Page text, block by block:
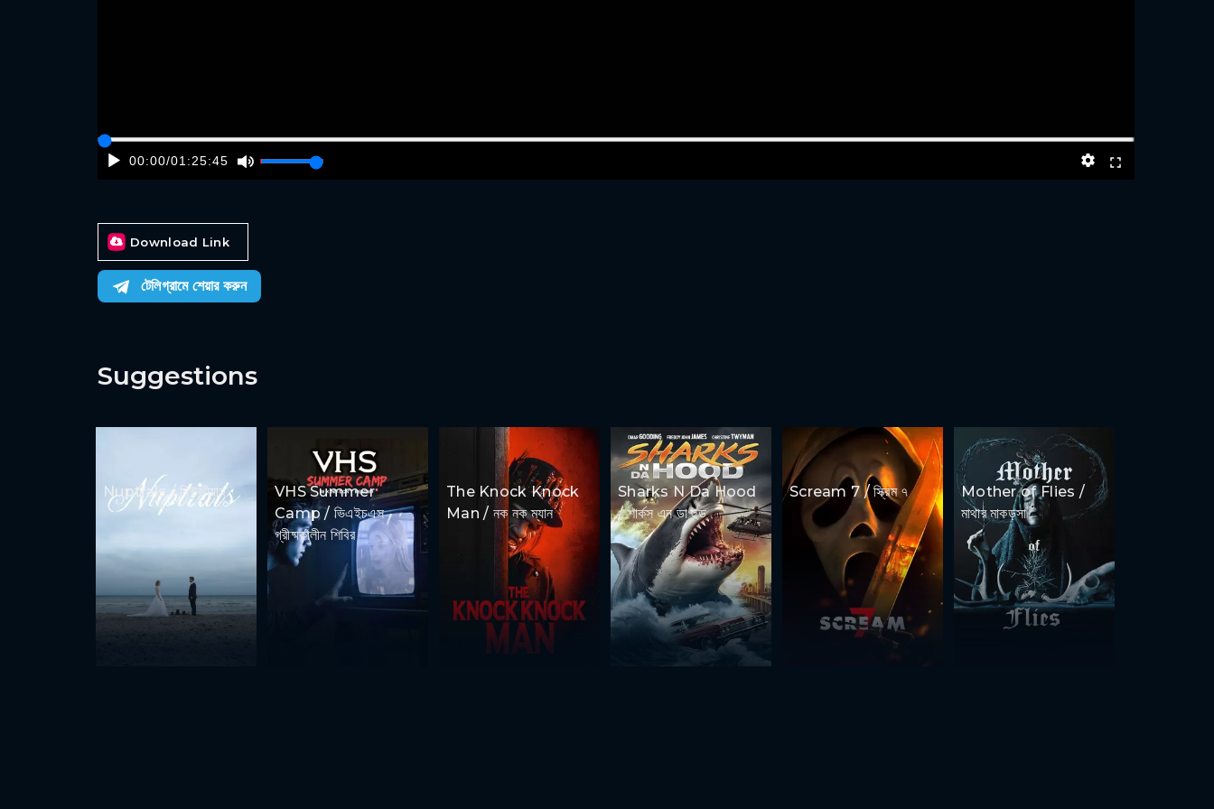
00:00/01:25:45
Download Link
টেলিগ্রামে শেয়ার করুন
Suggestions
Nuptials / নিউজীয়াহ
VHS Summer
Camp / ভিএইচএস
গ্রীষ্মকালীন শিবির
The Knock Knock
Man / নক নক ম্যান
Sharks N Da Hood
/ শার্কস এন ডা হুড
Scream 7 / স্ক্রিম ৭
Mother of Flies /
মাথার মাকড়সা